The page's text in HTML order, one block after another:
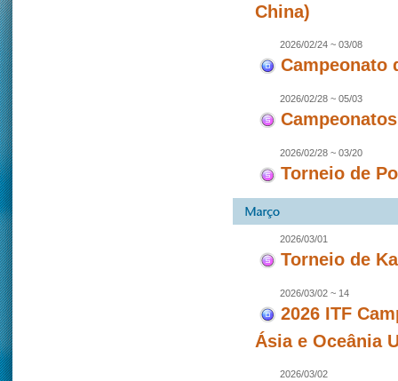
China)
2026/02/24 ~ 03/08
Campeonato
2026/02/28 ~ 05/03
2026/02/28 ~ 03/20
Torneio de
2026/03/01
Torneio de
2026/03/02 ~ 14
2026 ITF
Ásia e Oceânia
2026/03/02